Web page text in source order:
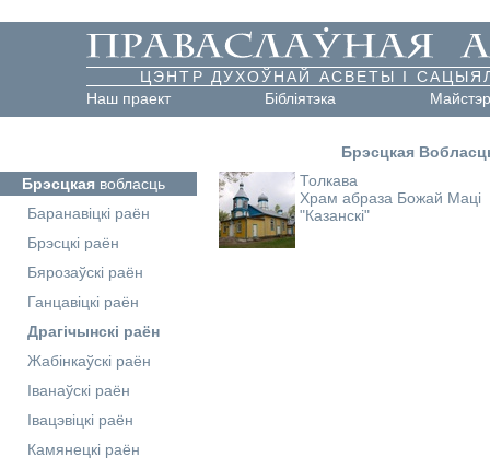
ЦЭНТР ДУХОЎНАЙ АСВЕТЫ І
Наш праект
Бібліятэка
Брэсцкая
Брэсцкая вобласць
Баранавіцкі раён
Брэсцкі раён
Бярозаўскі раён
Ганцавіцкі раён
Драгічынскі раён
Жабінкаўскі раён
Іванаўскі раён
Івацэвіцкі раён
Камянецкі раён
Толкава
Храм абраза Божай Маці
"Казанскі"